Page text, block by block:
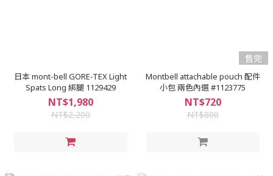
日本 mont-bell GORE-TEX Light
Spats Long 綁腿 1129429
NT$1,980
NT$2,200
售完
Montbell attachable pouch 配件
小包 兩色內選 #1123775
NT$720
NT$800